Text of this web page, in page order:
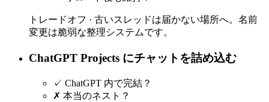
トレードオフ · 古いスレッドは届かない場所へ。名前
変更は脆弱な整理システムです。
ChatGPT Projects にチャットを詰め込む
✓ ChatGPT 内で完結？
✗ 本当のネスト？